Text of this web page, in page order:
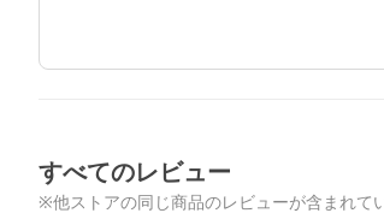
すべてのレビュー
※他ストアの同じ商品のレビューが含まれて